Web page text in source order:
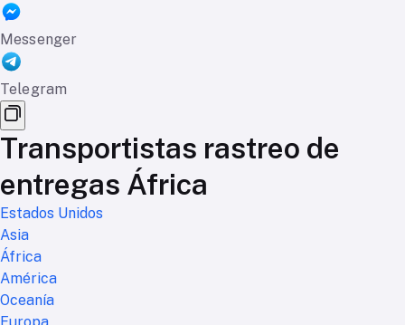
Messenger
Telegram
Transportistas rastreo de
entregas África
Estados Unidos
Asia
África
América
Oceanía